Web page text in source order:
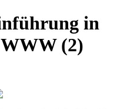
in
WWW (2)